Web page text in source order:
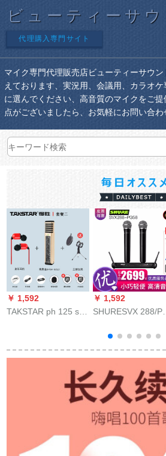
ビューティーサ
代理購入専門サイト
マイク専門代理販売店ビューティーサウ
えております、実況用、会議用、カラオ
に選んでください、高音質のマイクをご
点がございましたら、お気軽にお問い合わ
￥ 1,592
TAKSTAR ph 125 s全
唱設備サーウドカー
泛用マイク容量麦高
貴金＋モニルター
￥ 1,592
SHURESVX 288/PG
イク会議用スピチ家
庭用歌結婚式ハン